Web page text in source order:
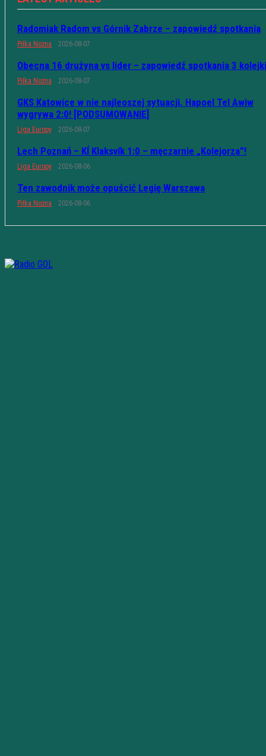
Radomiak Radom vs Górnik Zabrze – zapowiedź spotkania
Piłka Nożna 2026-08-07
Obecna 16 drużyna vs lider – zapowiedź spotkania 3 kolejki
Piłka Nożna 2026-08-07
GKS Katowice w nie najleoszej sytuacji. Hapoel Tel Awiw
wygrywa 2:0! [PODSUMOWANIE]
Liga Europy 2026-08-07
Lech Poznań – KÍ Klaksvík 1:0 – męczarnie „Kolejorza”!
Liga Europy 2026-08-06
Ten zawodnik może opuścić Legię Warszawa
Piłka Nożna 2026-08-06